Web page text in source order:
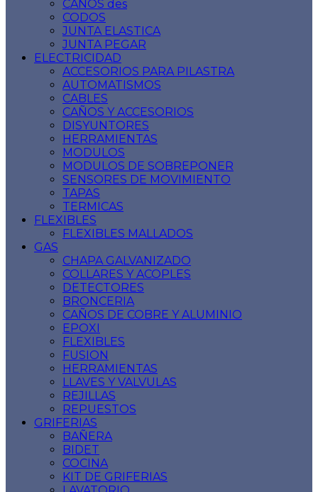
CAÑOS des
CODOS
JUNTA ELASTICA
JUNTA PEGAR
ELECTRICIDAD
ACCESORIOS PARA PILASTRA
AUTOMATISMOS
CABLES
CAÑOS Y ACCESORIOS
DISYUNTORES
HERRAMIENTAS
MODULOS
MODULOS DE SOBREPONER
SENSORES DE MOVIMIENTO
TAPAS
TERMICAS
FLEXIBLES
FLEXIBLES MALLADOS
GAS
CHAPA GALVANIZADO
COLLARES Y ACOPLES
DETECTORES
BRONCERIA
CAÑOS DE COBRE Y ALUMINIO
EPOXI
FLEXIBLES
FUSION
HERRAMIENTAS
LLAVES Y VALVULAS
REJILLAS
REPUESTOS
GRIFERIAS
BAÑERA
BIDET
COCINA
KIT DE GRIFERIAS